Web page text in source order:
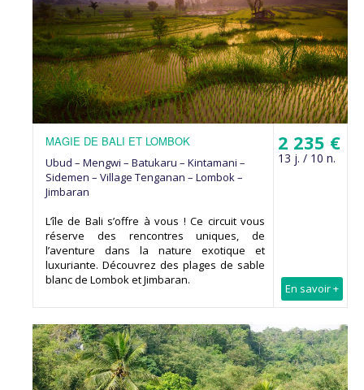
2 235 €
13 j. / 10 n.
En savoir +
MAGIE DE BALI ET LOMBOK
Ubud – Mengwi – Batukaru – Kintamani –
Sidemen – Village Tenganan – Lombok –
Jimbaran
L’île de Bali s’offre à vous ! Ce circuit vous
réserve des rencontres uniques, de
l’aventure dans la nature exotique et
luxuriante. Découvrez des plages de sable
blanc de Lombok et Jimbaran.